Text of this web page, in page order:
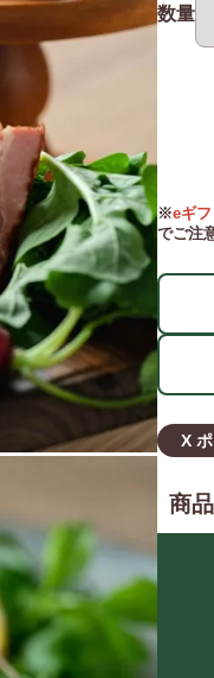
数量
※eギ
でご注
X
商